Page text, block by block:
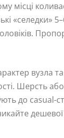
вузла
Шерсть
до casual-